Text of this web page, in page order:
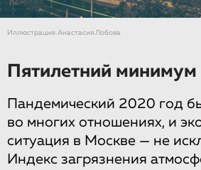
Иллюстрация: Анастасия Лобова
Пятилетний минимум
Пандемический 2020 год
во многих отношениях, и
ситуация в Москве — не
Индекс загрязнения